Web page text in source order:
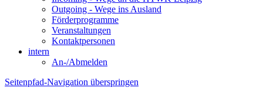
Outgoing - Wege ins Ausland
Förderprogramme
Veranstaltungen
Kontaktpersonen
intern
An-/Abmelden
Seitenpfad-Navigation überspringen